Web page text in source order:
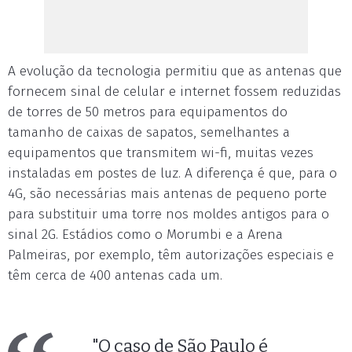
A evolução da tecnologia permitiu que as antenas que
fornecem sinal de celular e internet fossem reduzidas
de torres de 50 metros para equipamentos do
tamanho de caixas de sapatos, semelhantes a
equipamentos que transmitem wi-fi, muitas vezes
instaladas em postes de luz. A diferença é que, para o
4G, são necessárias mais antenas de pequeno porte
para substituir uma torre nos moldes antigos para o
sinal 2G. Estádios como o Morumbi e a Arena
Palmeiras, por exemplo, têm autorizações especiais e
têm cerca de 400 antenas cada um.
"O caso de São Paulo é